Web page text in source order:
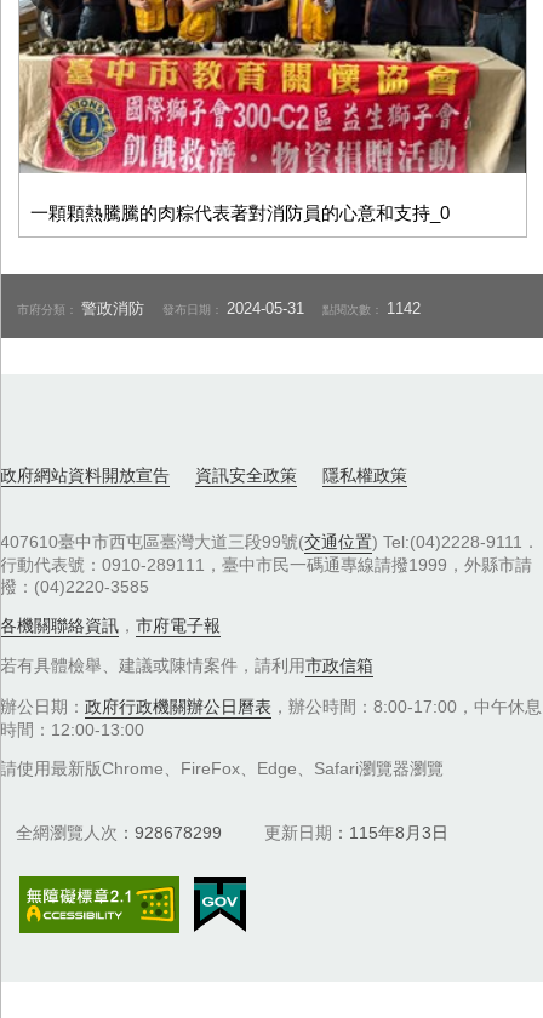
一顆顆熱騰騰的肉粽代表著對消防員的心意和支持_0
市府分類：警政消防 發布日期： 2024-05-31 點閱次數： 1142
政府網站資料開放宣告 資訊安全政策 隱私權政策
407610臺中市西屯區臺灣大道三段99號(交通位置) Tel:(04)2228-9111．
行動代表號：0910-289111，臺中市民一碼通專線請撥1999，外縣市請
撥：(04)2220-3585
各機關聯絡資訊 ， 市府電子報
若有具體檢舉、建議或陳情案件，請利用市政信箱
辦公日期： 政府行政機關辦公日曆表 ，辦公時間：8:00-17:00，中午休息
時間：12:00-13:00
請使用最新版Chrome、FireFox、Edge、Safari瀏覽器瀏覽
全網瀏覽人次 928678299 更新日期 115年8月3日